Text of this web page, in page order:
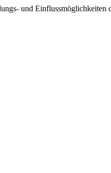
und Einflussmöglichkeiten